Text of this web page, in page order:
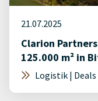
21.07.2025
Clarion
125.000 m² in
Logistik |